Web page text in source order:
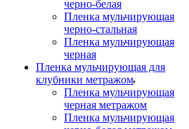
черно-белая
Пленка мульчирующая
черно-стальная
Пленка мульчирующая
черная
Пленка мульчирующая для
клубники метражом
Пленка мульчирующая
черная метражом
Пленка мульчирующая